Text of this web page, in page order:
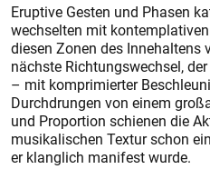
Eruptive Gesten und Phasen
wechselten mit
diesen Zonen des Innehaltens
nächste Richtungswechsel,
– mit komprimierter
Durchdrungen von einem
und Proportion schienen die
musikalischen Textur schon
er klanglich manifest wurde.